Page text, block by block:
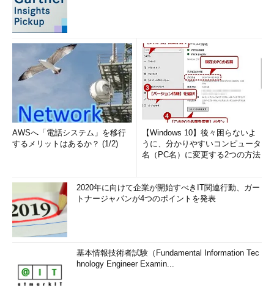
AWSへ「電話システム」を移行
するメリットはあるか？ (1/2)
【Windows 10】後々困らないよ
うに、分かりやすいコンピュータ
名（PC名）に変更する2つの方法
2020年に向けて企業が開始すべきIT関連行動、ガー
トナージャパンが4つのポイントを発表
基本情報技術者試験（Fundamental Information Tec
hnology Engineer Examin...